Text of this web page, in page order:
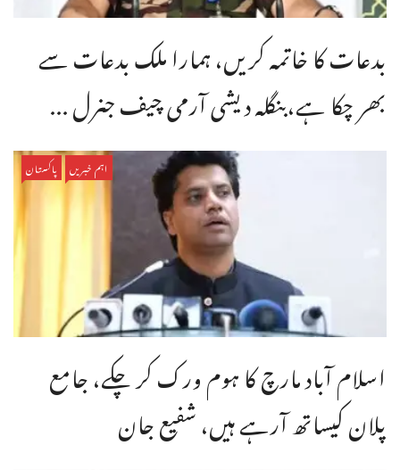
بدعات کا خاتمہ کریں، ہمارا ملک بدعات سے
بھر چکا ہے،بنگله دیشی آرمی چیف جنرل ...
اہم خبریں پاکستان
اسلام آباد مارچ کا ہوم ورک کر چکے، جامع
پلان کیساتھ آرہے ہیں، شفیع جان